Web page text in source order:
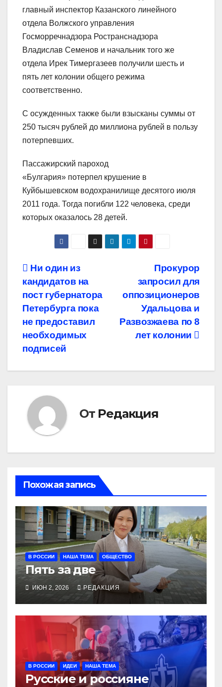
главный инспектор Казанского линейного
отдела Волжского управления
Госморречнадзора Ространснадзора
Владислав Семенов и начальник того же
отдела Ирек Тимергазеев получили шесть и
пять лет колонии общего режима
соответственно.
С осужденных также были взысканы суммы от
250 тысяч рублей до миллиона рублей в пользу
потерпевших.
Пассажирский пароход
«Булгария» потерпел крушение в
Куйбышевском водохранилище десятого июля
2011 года. Тогда погибли 122 человека, среди
которых оказалось 28 детей.
Навигация
по
записям
Прокурор
запросил для
оппозиционеров
Удальцова и
Развозжаева по 8
лет колонии
Ни один из
кандидатов на
пост губернатора
Петербурга пока
не предоставил
необходимых
подписей
От Редакция
Похожая запись
В РОССИИ НАША ТЕМА ОБЩЕСТВО
Пять за две
ИЮН 2, 2026 РЕДАКЦИЯ
В РОССИИ ИДЕИ НАША ТЕМА
Русские и россияне